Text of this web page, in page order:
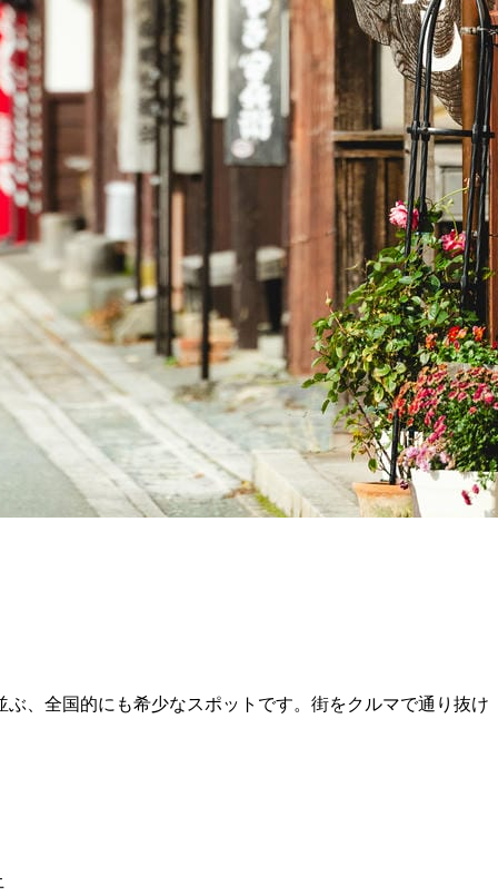
、全国的にも希少なスポットです。街をクルマで通り抜け